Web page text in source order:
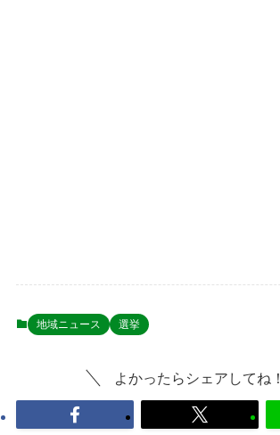
地域ニュース 選挙
よかったらシェアしてね！